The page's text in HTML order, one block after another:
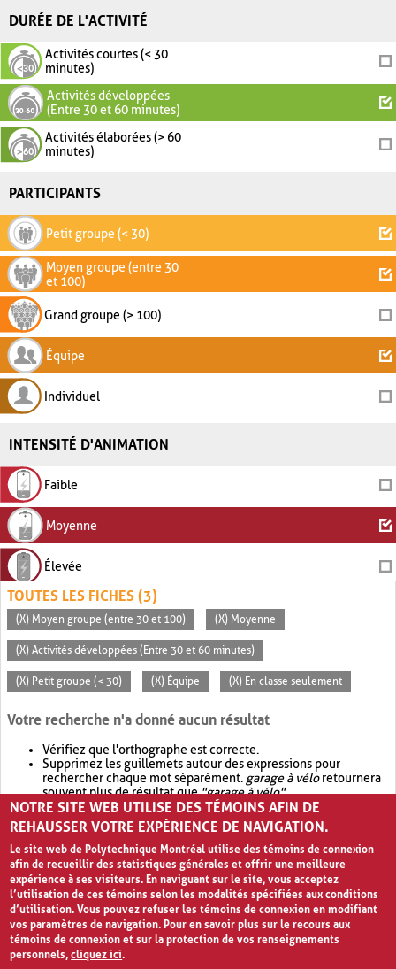
DURÉE DE L'ACTIVITÉ
Activités courtes (< 30
minutes)
Activités développées
(Entre 30 et 60 minutes)
Activités élaborées (> 60
minutes)
PARTICIPANTS
Petit groupe (< 30)
Moyen groupe (entre 30
et 100)
Grand groupe (> 100)
Équipe
Individuel
INTENSITÉ D'ANIMATION
Faible
Moyenne
Élevée
TOUTES LES FICHES (3)
(X) Moyen groupe (entre 30 et 100) (X) Moyenne
(X) Activités développées (Entre 30 et 60 minutes)
(X) Petit groupe (< 30) (X) Équipe (X) En classe seulement
Votre recherche n'a donné aucun résultat
Vérifiez que l'orthographe est correcte.
Supprimez les guillemets autour des expressions pour
rechercher chaque mot séparément. garage à véloretournera
souvent plus de résultat que"garage à vélo".
Envisagez d'élargir votre recherche avec OR.garage OR vélo
retournera souvent plus de résultat quegarage à vélo
NOTRE SITE WEB UTILISE DES TÉMOINS AFIN DE
REHAUSSER VOTRE EXPÉRIENCE DE NAVIGATION.
Le site web de Polytechnique Montréal utilise des témoins de connexion
afin de recueillir des statistiques générales et offrir une meilleure
expérience à ses visiteurs. En naviguant sur le site, vous acceptez
l’utilisation de ces témoins selon les modalités spécifiées aux conditions
d’utilisation. Vous pouvez refuser les témoins de connexion en modifiant
vos paramètres de navigation. Pour en savoir plus sur le recours aux
témoins de connexion et sur la protection de vos renseignements
personnels,cliquez ici.